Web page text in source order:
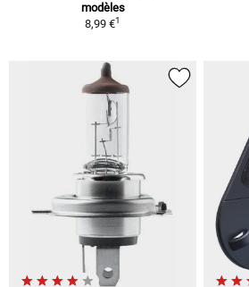
modèles
8,99 €1